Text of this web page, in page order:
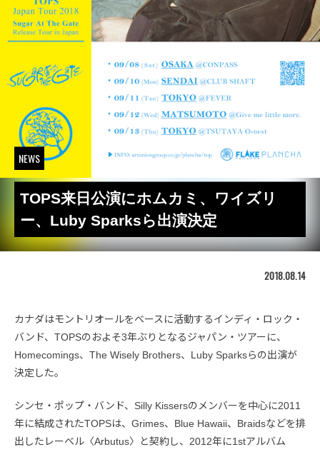
NEWS
TOPS来日公演にホムカミ、ワイズリ
ー、Luby Sparksら出演決定
2018.08.14
カナダはモントリオールをベースに活動するインディ・ロック・
バンド、TOPSのおよそ3年ぶりとなるジャパン・ツアーに、
Homecomings、The Wisely Brothers、Luby Sparksらの出演が
決定した。
シンセ・ポップ・バンド、Silly Kissersのメンバーを中心に2011
年に結成されたTOPSは、Grimes、Blue Hawaii、Braidsなどを排
出したレーベル〈Arbutus〉と契約し、2012年に1stアルバム